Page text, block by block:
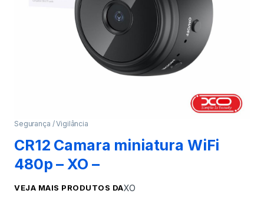
Segurança / Vigilância
CR12 Camara miniatura WiFi
480p – XO –
VEJA MAIS PRODUTOS DAXO